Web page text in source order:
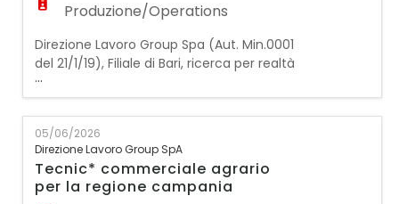
Produzione/Operations
Direzione Lavoro Group Spa (Aut. Min.0001
del 21/1/19), Filiale di Bari, ricerca per realtà
nazionale specializzata nel trattamento
delle acque, prevenzione e controllo del
rischio Legionella, manutenzione e
trattamento degli impianti aeraulici e
monitoraggio ambientale, ricerca per la
propria sede di Bari un Termoidraulico cona
ssunzione a tempo
...
05/06/2026
Direzione Lavoro Group SpA
Tecnic* commerciale agrario
per la regione campania